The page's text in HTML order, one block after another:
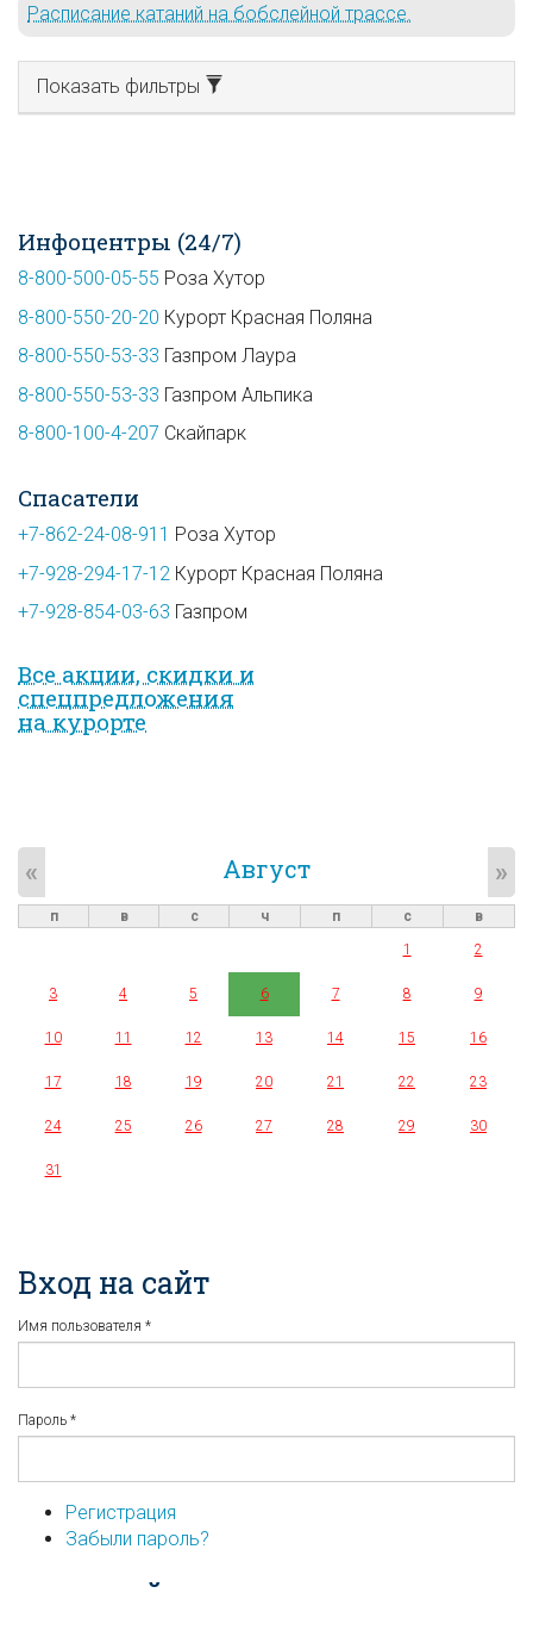
Расписание катаний на бобслейной трассе.
Показать фильтры
Инфоцентры (24/7)
8-800-500-05-55 Роза Хутор
8-800-550-20-20 Курорт Красная Поляна
8-800-550-53-33 Газпром Лаура
8-800-550-53-33 Газпром Альпика
8-800-100-4-207 Скайпарк
Спасатели
+7-862-24-08-911 Роза Хутор
+7-928-294-17-12 Курорт Красная Поляна
+7-928-854-03-63 Газпром
Все акции, скидки и
спец­предложе­ния
на курорте
Август
« »
п в с ч п с
в
1
2
3 4 5 6 7 8 9
10 11 12 13 14 15 16
17 18 19 20 21 22 23
24 25 26 27 28 29 30
31
Вход на сайт
Имя пользователя *
Пароль *
Регистрация
Забыли пароль?
...или войдите используя